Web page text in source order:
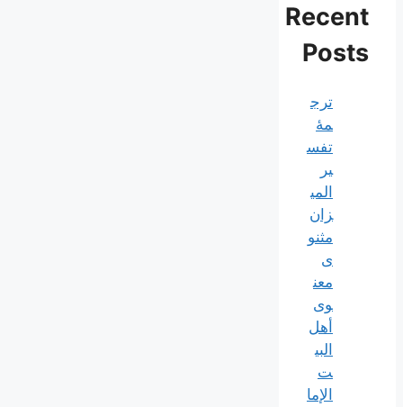
Recent
Posts
ترج
مۀ
تفس
یر
المی
زان
مثنو
ی
معن
وی
أهل
البي
ت
الإما